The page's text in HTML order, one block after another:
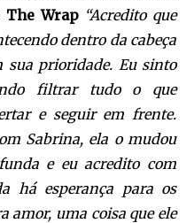
The Wrap “Acredito que
dentro da cabeça
sua prioridade. Eu sinto
filtrar tudo o que
e seguir em frente.
Sabrina, ela o mudou
e eu acredito com
há esperança para os
amor, uma coisa que ele